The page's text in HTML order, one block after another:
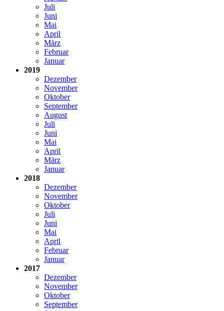
Juli
Juni
Mai
April
März
Februar
Januar
2019
Dezember
November
Oktober
September
August
Juli
Juni
Mai
April
März
Januar
2018
Dezember
November
Oktober
Juli
Juni
Mai
April
Februar
Januar
2017
Dezember
November
Oktober
September